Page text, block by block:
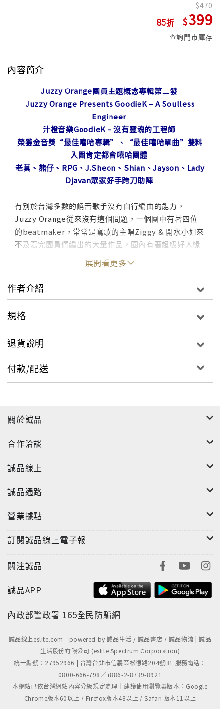
85
470
399
查詢門市庫存
內容簡介
Juzzy Orange團員主題概念專輯第二發
Juzzy Orange Presents GoodieK – A Soulless
Engineer
汁橙音樂GoodieK – 沒有靈魂的工程師
榮獲金音獎“最佳嘻哈專輯”、“最佳嘻哈單曲”雙料
入圍肯定都會嘻哈團體
老莫、熊仔、RPG、J.Sheon、Shian、Jayson、Lady
Djavan眾家好手跨刀助陣
有別於台灣多數的饒舌歌手沒有自行編曲的能力，
Juzzy Orange從來沒有這個問題，一個團中有著四位
的beatmaker，常常是寫歌的主唱Ziggy & 開水小姐來
不及寫完團員們編出的大量作品，圈內有著超級好人緣
的GoodieK也常常與其他的音樂人合作，慢慢的累積的
歌曲量足以發展成集結成輯的計劃，於是繼開水小姐的
「水喔」專輯之後，Juzzy Orange展開了「GoodieK –
沒有靈魂的工程師」專輯規劃，GoodieK以他最善長的
的跨刀力挺，本次「沒有靈魂的工程師」的音樂內容，
hip-hop + edm的重砲轟擊party場景音樂，如果你喜
這絕對是你不能錯過的一張作品。
陣容也是圈內的一時之選，包括傳奇名團參劈的「老
默行韻的詞人好手Formo sir、Jayson、Shian、來自
法國不列塔尼的「Drix」、人人有功練耀眼新星「熊
仔」、硬派戰將「RPG」，眾家好手聯袂力挺GoodieK
的全新專輯於焉問世，收錄的歌曲方向除了Juzzy
的方式呈現之外，都會人生寫實的表現一直以來也是
「Monday Blue」、大台北地區主題曲「台北 台北」、
流技能曲「特異功能人士」、嘻哈人生後的反思曲「保
著每個週末超有靈魂的beatmaker GoodieK的心情累
底，流瀉出屬於這個轉變世代下的七年級生最真實的都
大台北地區全新主題曲「台北 台北」feat. Fromo sir,
RPG, 熊仔
「台北 台北」描述的是各種不同觀點切入的大台北地區
生活，Formo sir是一位旅居美國西岸求學的台北人，
展開看更多
作者介紹
規格
退貨說明
付款/配送
關於誠品
合作洽談
誠品線上
誠品通路
營業據點
訂閱誠品線上電子報
關注誠品
誠品APP
內政部警政署 165全民防騙網
誠品線上eslite.com - powered by 誠品生活 / 誠品書店 / 誠品物流 | 誠品
生活股份有限公司 (eslite Spectrum Corporation)
統一編號：27952966 | 台灣台北市信義區松德路204號B1 服務電話：
0800-666-798／+886-2-8789-8921
本網站已依台灣網站內容分級規定處理｜建議使用瀏覽器版本：Google
Chrome版本60以上 / Firefox版本48以上 / Safari 版本11以上